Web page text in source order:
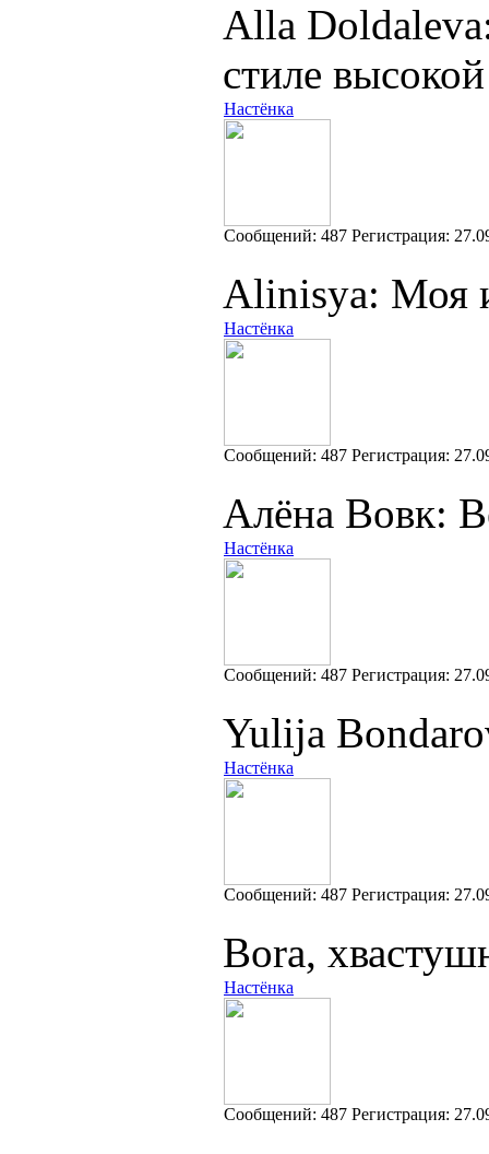
Alla
стиле
Настёнка
Cообщений: 487 Регистрация:
Alinisya: Моя
Настёнка
Cообщений: 487 Регистрация:
Алёна Вовк:
Настёнка
Cообщений: 487 Регистрация:
Yulija
Настёнка
Cообщений: 487 Регистрация:
Bora,
Настёнка
Cообщений: 487 Регистрация: